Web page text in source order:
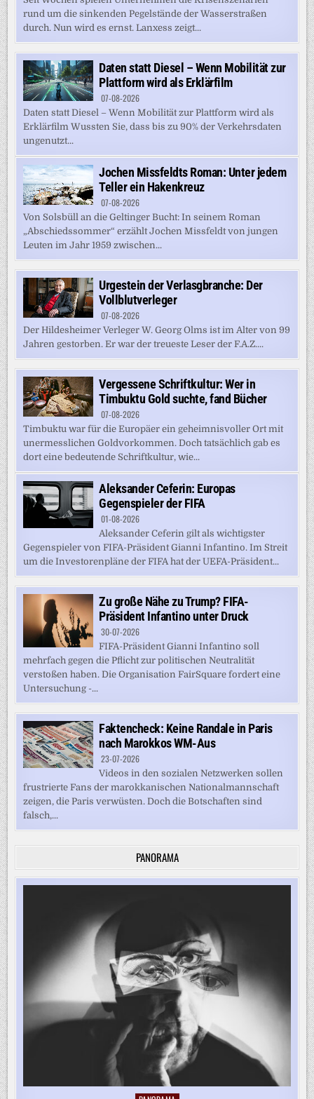
rund um die sinkenden Pegelstände der Wasserstraßen
durch. Nun wird es ernst. Lanxess zeigt...
Daten statt Diesel – Wenn Mobilität zur
Plattform wird als Erklärfilm
07-08-2026
Daten statt Diesel – Wenn Mobilität zur Plattform wird als
Erklärfilm Wussten Sie, dass bis zu 90% der Verkehrsdaten
ungenutzt...
Jochen Missfeldts Roman: Unter jedem
Teller ein Hakenkreuz
07-08-2026
Von Solsbüll an die Geltinger Bucht: In seinem Roman
„Abschiedssommer“ erzählt Jochen Missfeldt von jungen
Leuten im Jahr 1959 zwischen...
Urgestein der Verlasgbranche: Der
Vollblutverleger
07-08-2026
Der Hildesheimer Verleger W. Georg Olms ist im Alter von 99
Jahren gestorben. Er war der treueste Leser der F.A.Z....
Vergessene Schriftkultur: Wer in
Timbuktu Gold suchte, fand Bücher
07-08-2026
Timbuktu war für die Europäer ein geheimnisvoller Ort mit
unermesslichen Goldvorkommen. Doch tatsächlich gab es
dort eine bedeutende Schriftkultur, wie...
Aleksander Ceferin: Europas
Gegenspieler der FIFA
01-08-2026
Aleksander Ceferin gilt als wichtigster
Gegenspieler von FIFA-Präsident Gianni Infantino. Im Streit
um die Investorenpläne der FIFA hat der UEFA-Präsident...
Zu große Nähe zu Trump? FIFA-
Präsident Infantino unter Druck
30-07-2026
FIFA-Präsident Gianni Infantino soll
mehrfach gegen die Pflicht zur politischen Neutralität
verstoßen haben. Die Organisation FairSquare fordert eine
Untersuchung -...
Faktencheck: Keine Randale in Paris
nach Marokkos WM-Aus
23-07-2026
Videos in den sozialen Netzwerken sollen
frustrierte Fans der marokkanischen Nationalmannschaft
zeigen, die Paris verwüsten. Doch die Botschaften sind
falsch,...
PANORAMA